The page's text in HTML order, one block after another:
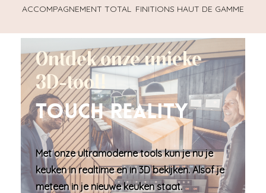
ACCOMPAGNEMENT TOTAL FINITIONS HAUT DE GAMME
Ontdek onze unieke
3D-tool!
Touch Reality
Met onze ultramoderne tools kun je nu je
keuken inrealtime en in 3D bekijken. Alsof je
meteen in je nieuwe keuken staat.